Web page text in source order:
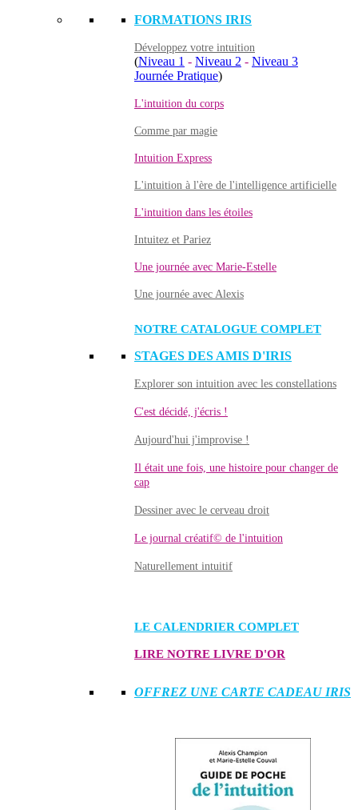
FORMATIONS IRIS
Développez votre intuition
(Niveau 1 - Niveau 2 - Niveau 3
Journée Pratique)
L'intuition du corps
Comme par magie
Intuition Express
L'intuition à l'ère de l'intelligence artificielle
L'intuition dans les étoiles
Intuitez et Pariez
Une journée avec Marie-Estelle
Une journée avec Alexis
NOTRE CATALOGUE COMPLET
STAGES DES AMIS D'IRIS
Explorer son intuition avec les constellations
C'est décidé, j'écris !
Aujourd'hui j'improvise !
Il était une fois, une histoire pour changer de
cap
Dessiner avec le cerveau droit
Le journal créatif© de l'intuition
Naturellement intuitif
LE CALENDRIER COMPLET
LIRE NOTRE LIVRE D'OR
OFFREZ UNE CARTE CADEAU IRIS